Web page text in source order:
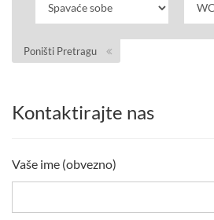
Poništi Pretragu
Kontaktirajte nas
Vaše ime (obvezno)